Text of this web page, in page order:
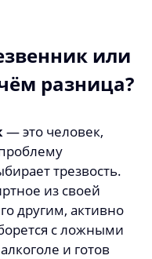
или
разница?
— это человек,
трезвость.
из своей
другим, активно
с ложными
и готов